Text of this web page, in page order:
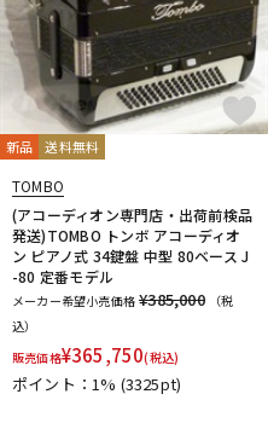
新品 送料無料
TOMBO
(アコーディオン専門店・出荷前検品
発送)TOMBO トンボ アコーディオ
ン ピアノ式 34鍵盤 中型 80ベース J
-80 定番モデル
メーカー希望小売価格 ¥385,000
（税
込）
販売価格¥365,750(税込)
ポイント：1% (3325pt)